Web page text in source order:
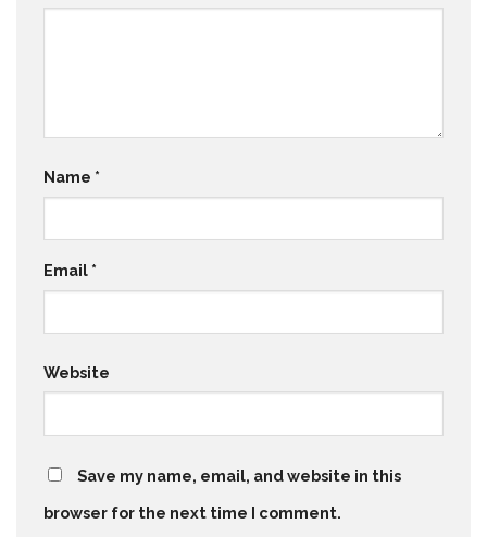
Name *
Email *
Website
Save my name, email, and website in this
browser for the next time I comment.